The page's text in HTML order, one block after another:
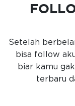
Setelah
bisa follow
biar kamu
terbaru